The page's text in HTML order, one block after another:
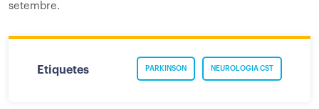
setembre.
Etiquetes NEUROLOGIA CST
PARKINSON